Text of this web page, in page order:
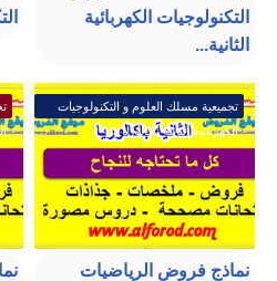
التكنولوجيات الكهربائية
الثانية...
تجميعية مسلك العلوم و التكنولوجيات
الكهربائية الثانية باكالوريا
نماذج فروض الرياضيات